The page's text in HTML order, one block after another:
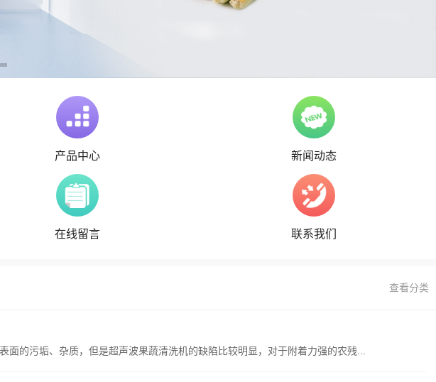
产品中心 新闻动态
在线留言 联系我们
查看分类
污垢、杂质，但是超声波果蔬清洗机的缺陷比较明显，对于附着力强的农残...